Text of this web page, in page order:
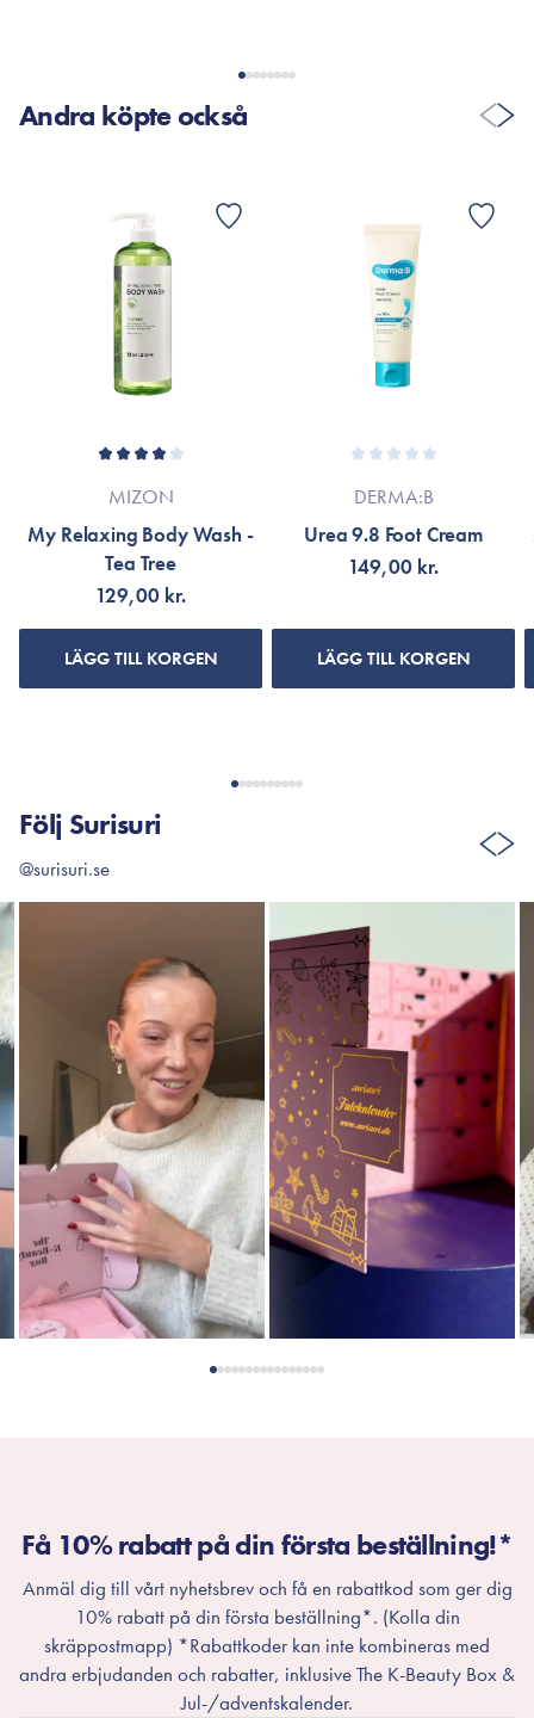
Andra köpte också
MIZON
My Relaxing Body Wash -
Tea Tree
129,00 kr.
LÄGG TILL KORGEN
DERMA:B
Urea 9.8 Foot Cream
149,00 kr.
LÄGG TILL KORGEN
Följ Surisuri
@surisuri.se
Få 10% rabatt på din första beställning!*
Anmäl dig till vårt nyhetsbrev och få en rabattkod som ger dig
10% rabatt på din första beställning*. (Kolla din
skräppostmapp) *Rabattkoder kan inte kombineras med
andra erbjudanden och rabatter, inklusive The K-Beauty Box &
Jul-/adventskalender.